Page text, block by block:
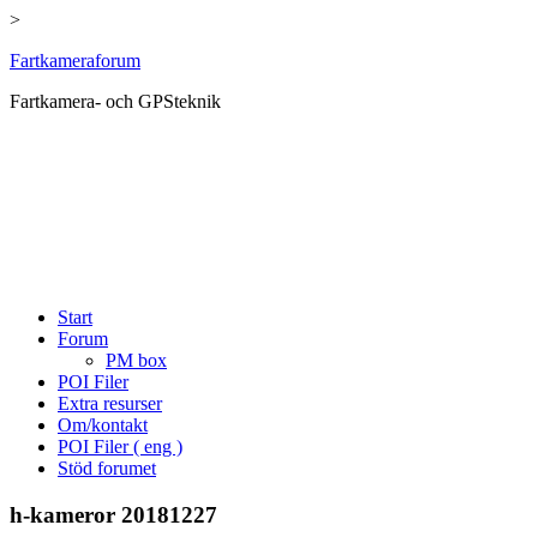
>
Hoppa
innehåll
Fartkameraforum
Fartkamera- och GPSteknik
Start
Forum
PM box
POI Filer
Extra resurser
Om/kontakt
POI Filer ( eng )
Stöd forumet
h-kameror 20181227